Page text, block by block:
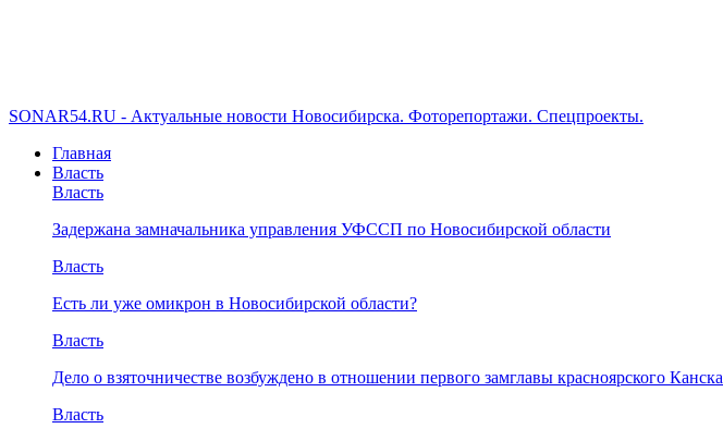
SONAR54.RU - Актуальные новости Новосибирска. Фоторепортажи. Спецпроекты.
Главная
Власть
Власть
Задержана замначальника управления УФССП по Новосибирской области
Власть
Есть ли уже омикрон в Новосибирской области?
Власть
Дело о взяточничестве возбуждено в отношении первого замглавы красноярского Канска
Власть